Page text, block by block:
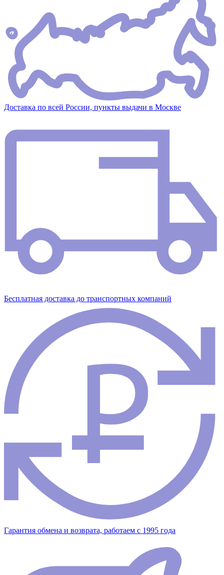
Доставка по всей России, пункты выдачи в Москве
Бесплатная доставка до транспортных компаний
Гарантия обмена и возврата, работаем с 1995 года